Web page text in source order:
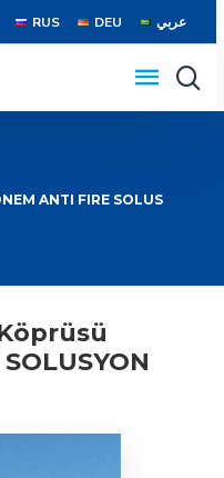
RUS DEU عربي
ANTI FIRE SOLUS